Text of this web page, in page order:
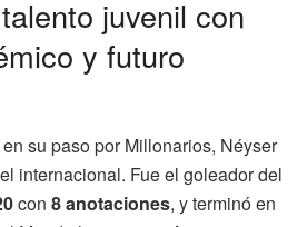
juvenil con
y futuro
su paso por Millonarios, Néyser
internacional. Fue el goleador del
con 8 anotaciones, y terminó en